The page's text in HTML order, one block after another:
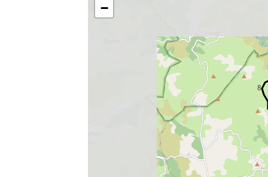
8
−